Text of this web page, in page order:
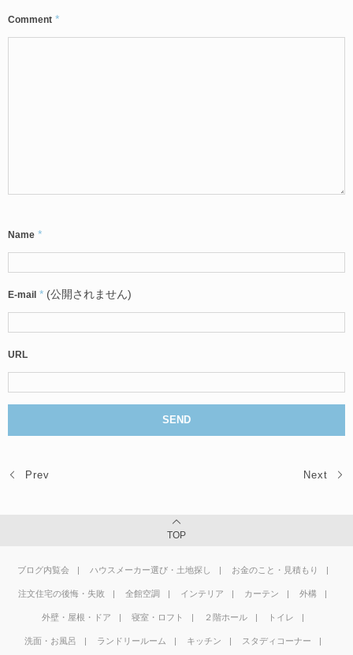
Comment *
Name *
E-mail * (公開されません)
URL
Prev Next
TOP
ブログ内覧会 ハウスメーカー選び・土地探し お金のこと・見積もり
注文住宅の後悔・失敗 全館空調 インテリア カーテン 外構
外壁・屋根・ドア 寝室・ロフト ２階ホール トイレ
洗面・お風呂 ランドリールーム キッチン スタディコーナー